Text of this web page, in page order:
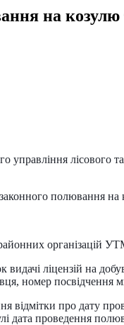
на козулю
лісового
полювання на
організацій
ліцензій на
номер
відмітки про дату
дата проведення